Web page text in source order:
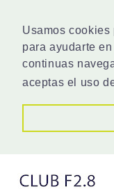
Usamos
para ayudarte
continuas
aceptas el uso